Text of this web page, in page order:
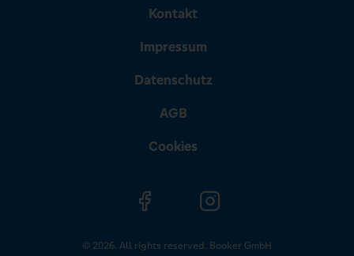
Kontakt
Impressum
Datenschutz
AGB
Cookies
© 2026. All rights reserved. Booker GmbH